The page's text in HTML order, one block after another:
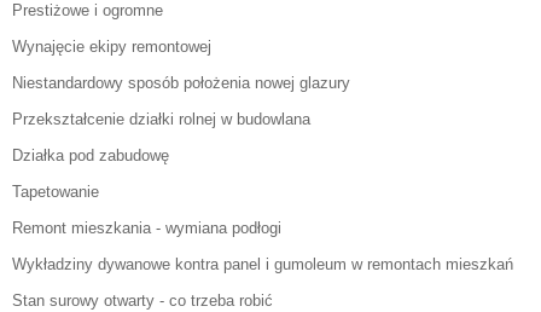
Prestiżowe i ogromne
Wynajęcie ekipy remontowej
Niestandardowy sposób położenia nowej glazury
Przekształcenie działki rolnej w budowlana
Działka pod zabudowę
Tapetowanie
Remont mieszkania - wymiana podłogi
Wykładziny dywanowe kontra panel i gumoleum w remontach mieszkań
Stan surowy otwarty - co trzeba robić